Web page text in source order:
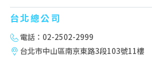
台北總公司
電話：02-2502-2999
台北市中山區南京東路3段103號11樓